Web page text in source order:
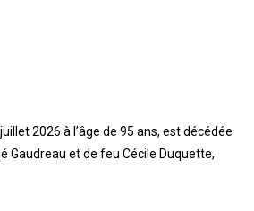
2026 à l’âge de 95 ans, est décédée
Gaudreau et de feu Cécile Duquette,